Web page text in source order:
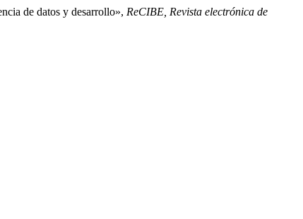
de datos y desarrollo», ReCIBE, Revista electrónica de